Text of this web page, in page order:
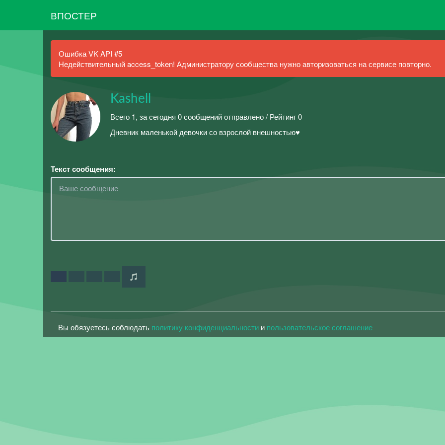
ВПОСТЕР
Ошибка VK API #5
Недействительный access_token! Администратору сообщества нужно авторизоваться на сервисе повторно.
Kashell
Всего 1, за сегодня 0 сообщений отправлено / Рейтинг 0
Дневник маленькой девочки со взрослой внешностью♥️
Текст сообщения:
Вы обязуетесь соблюдать политику конфиденциальности и пользовательское соглашение